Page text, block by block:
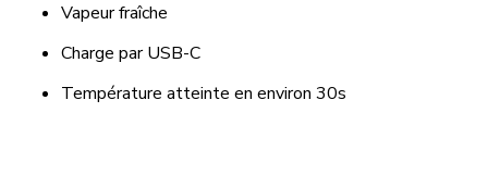
Vapeur fraîche
Charge par USB-C
Température atteinte en environ 30s